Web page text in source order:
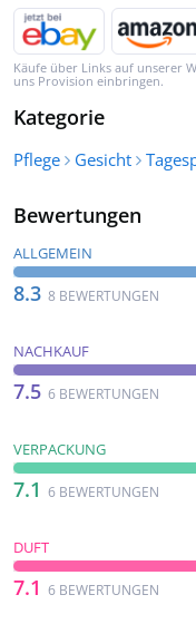
Käufe über Links auf unserer
uns Provision einbringen.
Kategorie
Pflege Gesicht
Bewertungen
ALLGEMEIN
8.3 8 BEWERTUNGEN
NACHKAUF
7.5 6 BEWERTUNGEN
VERPACKUNG
7.1 6 BEWERTUNGEN
DUFT
7.1 6 BEWERTUNGEN